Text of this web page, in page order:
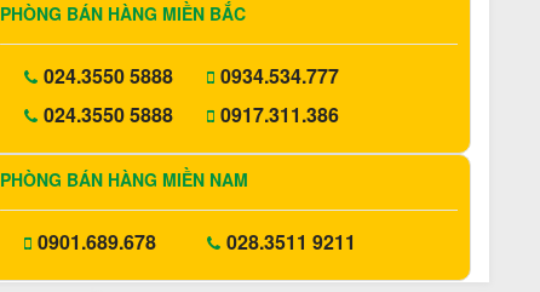
PHÒNG BÁN HÀNG MIỀN BẮC
024.3550 5888
024.3550 5888
0934.534.777
0917.311.386
PHÒNG BÁN HÀNG MIỀN NAM
0901.689.678 028.3511 9211